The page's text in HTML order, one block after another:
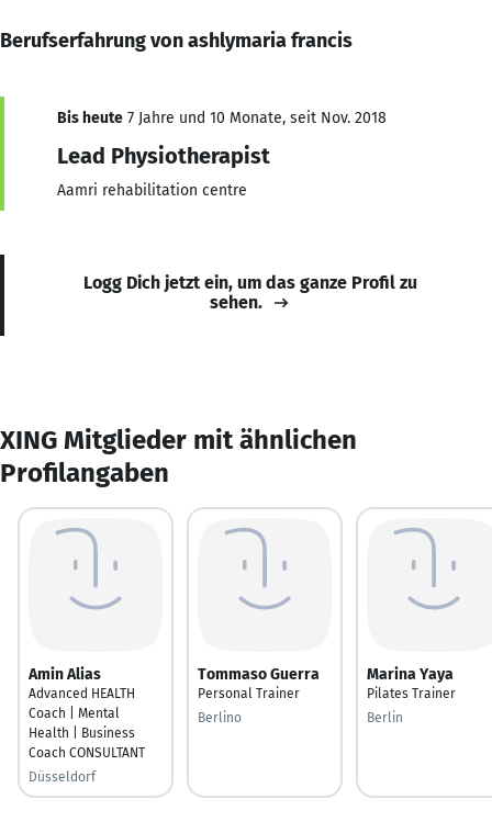
Berufserfahrung von ashlymaria francis
Bis heute 7 Jahre und 10 Monate, seit Nov. 2018
Lead Physiotherapist
Aamri rehabilitation centre
Logg Dich jetzt ein, um das ganze Profil zu
sehen.
XING Mitglieder mit ähnlichen
Profilangaben
Amin Alias
Advanced HEALTH
Coach | Mental
Health | Business
Coach CONSULTANT
Düsseldorf
Tommaso Guerra
Personal Trainer
Berlino
Marina Yaya
Pilates Trainer
Berlin